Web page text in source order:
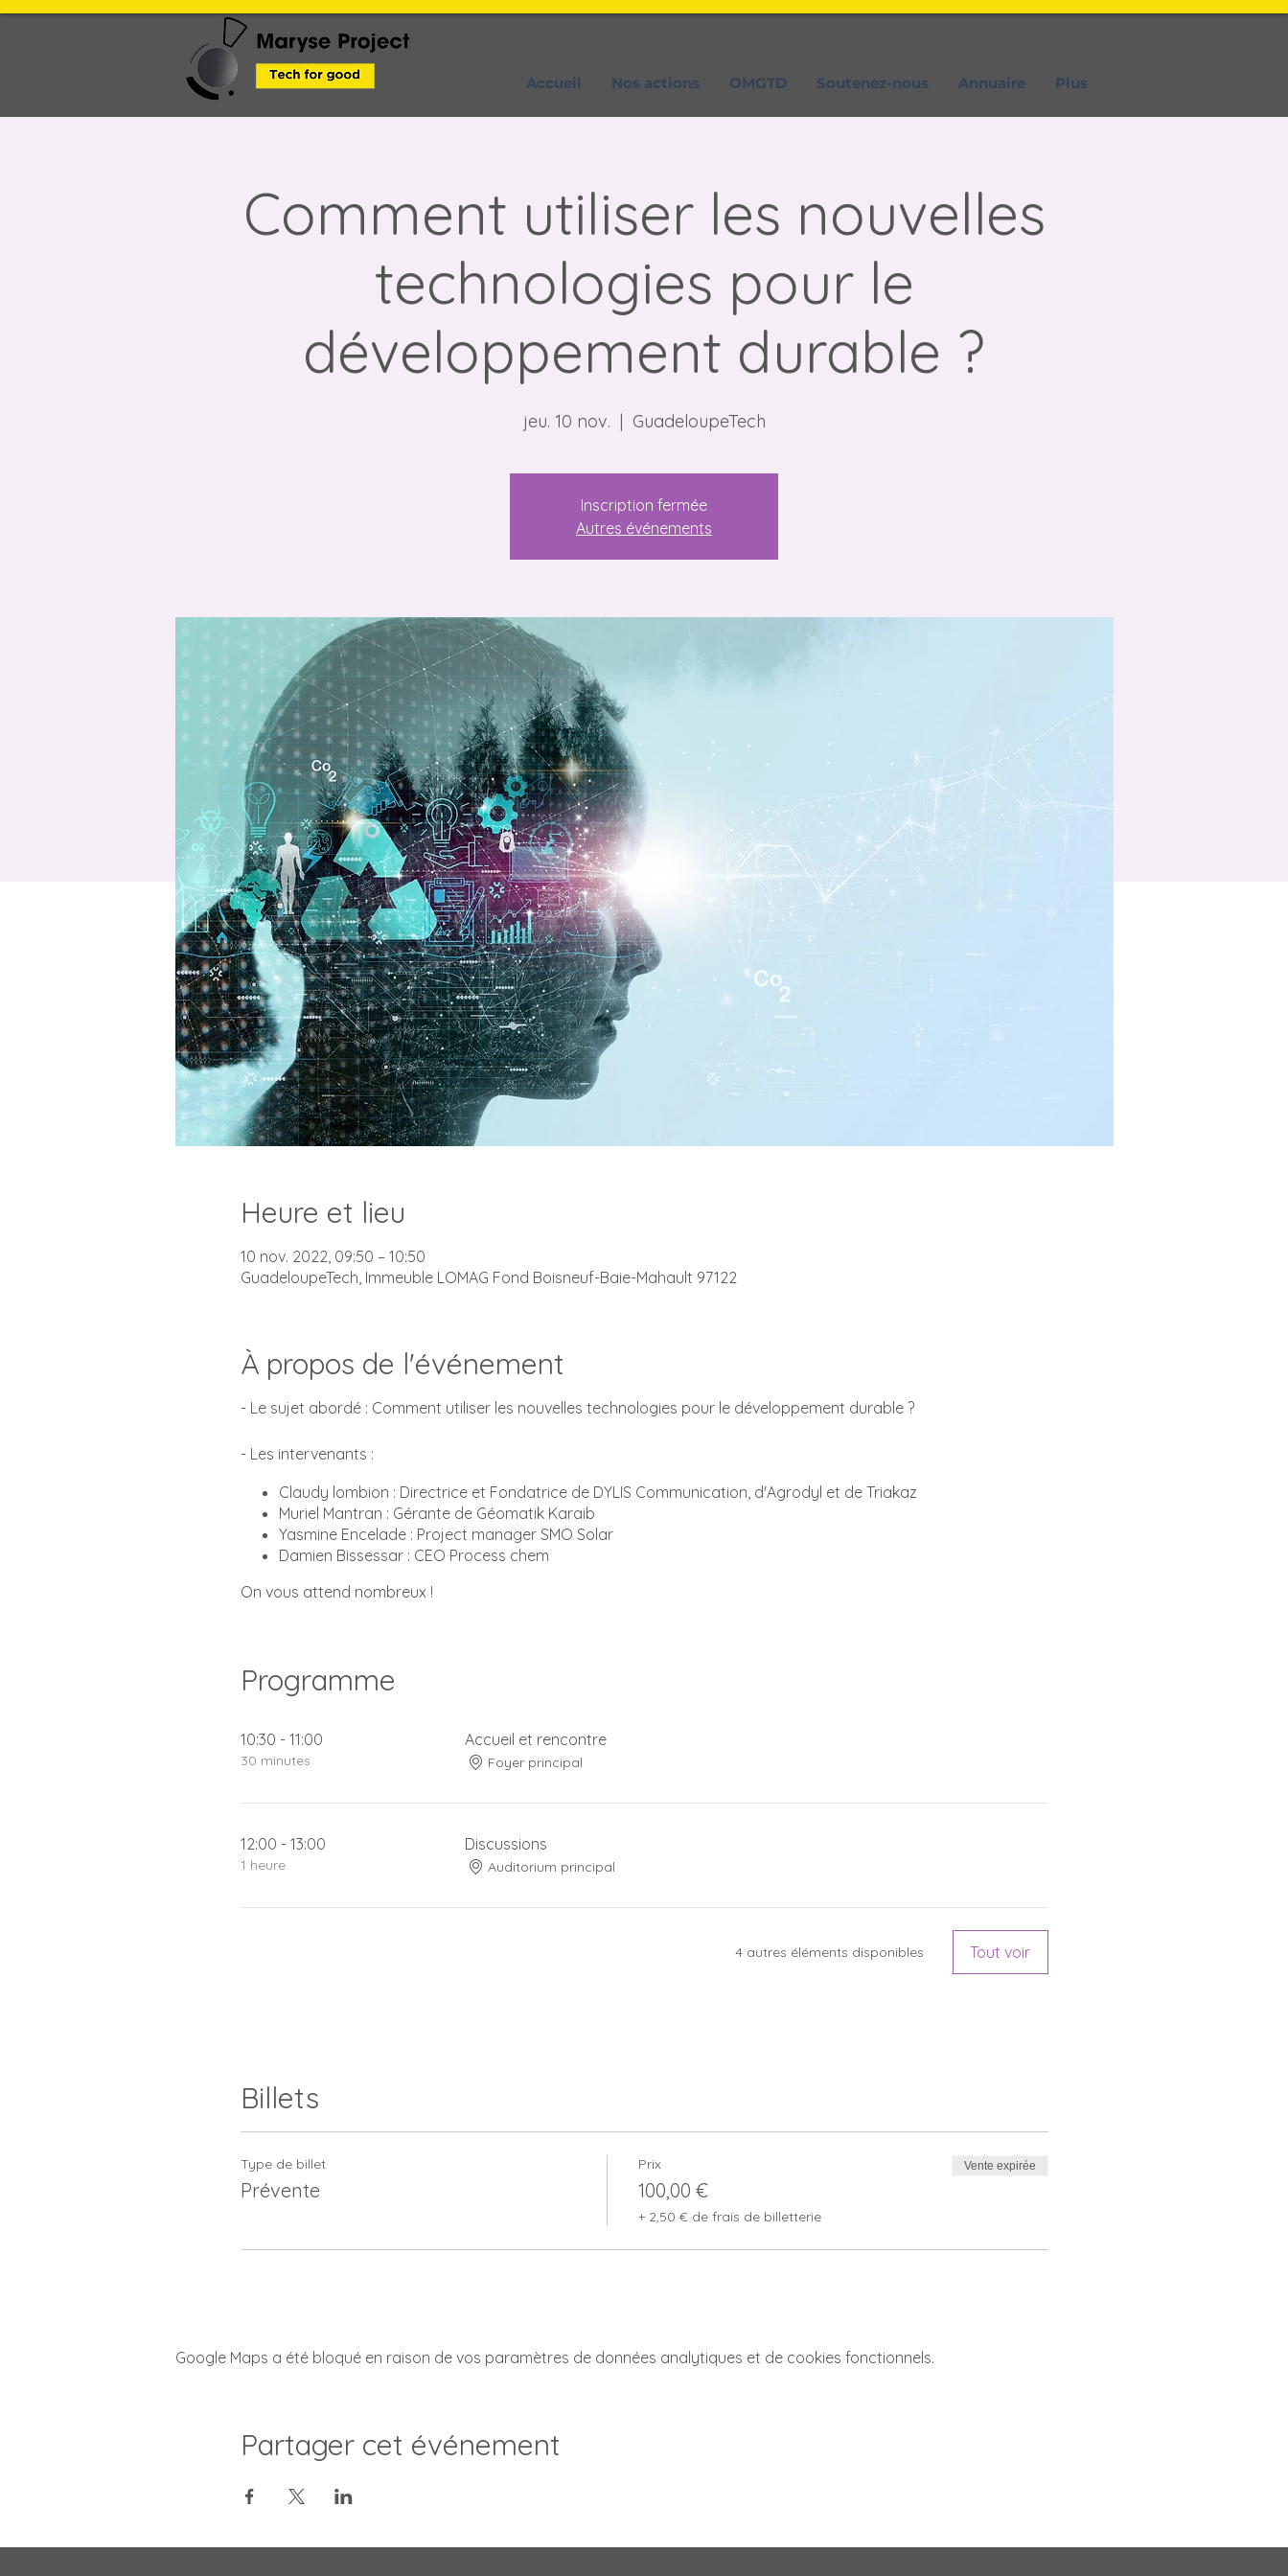
Accueil Nos actions OMGTD Soutenez-nous Annuaire Plus
Comment utiliser les nouvelles
technologies pour le
développement durable ?
jeu. 10 nov.
  |
GuadeloupeTech
Inscription fermée
Autres événements
Heure et lieu
10 nov. 2022, 09:50 – 10:50
GuadeloupeTech, Immeuble LOMAG Fond Boisneuf-Baie-Mahault 97122
À propos de l'événement
- Le sujet abordé : Comment utiliser les nouvelles technologies pour le développement durable ?
- Les intervenants :
Claudy lombion : Directrice et Fondatrice de DYLIS Communication, d'Agrodyl et de Triakaz
Muriel Mantran : Gérante de Géomatik Karaib
Yasmine Encelade : Project manager SMO Solar
Damien Bissessar : CEO Process chem
On vous attend nombreux !
Programme
10:30 - 11:00
30 minutes
Accueil et rencontre
Foyer principal
12:00 - 13:00
1 heure
Discussions
Auditorium principal
4 autres éléments disponibles Tout voir
Billets
Type de billet
Prévente
Prix
100,00 €
+ 2,50 € de frais de billetterie
Vente expirée
Google Maps a été bloqué en raison de vos paramètres de données analytiques et de cookies fonctionnels.
Partager cet événement